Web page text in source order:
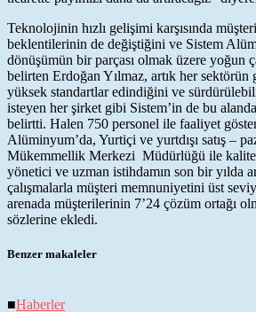
Teknolojinin hızlı gelişimi karşısında
beklentilerinin de değiştiğini ve Sistem
dönüşümün bir parçası olmak üzere yoğun
belirten Erdoğan Yılmaz, artık her sektörün
yüksek standartlar edindiğini ve
isteyen her şirket gibi Sistem’in de bu
belirtti. Halen 750 personel ile faaliyet
Alüminyum’da, Yurtiçi ve yurtdışı satış –
Mükemmellik Merkezi Müdürlüğü ile
yönetici ve uzman istihdamın son bir yılda
çalışmalarla müşteri memnuniyetini üst
arenada müşterilerinin 7’24 çözüm ortağı
sözlerine ekledi.
Benzer makaleler
■Haberler